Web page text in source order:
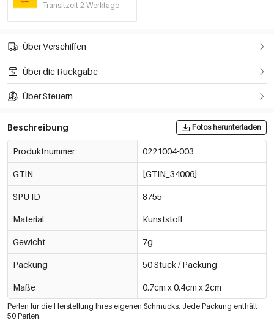
Transitzeit 2 Werktage
Über Verschiffen
Über die Rückgabe
Über Steuern
Beschreibung Fotos herunterladen
Produktnummer 0221004-003
GTIN [GTIN_34006]
SPU ID 8755
Material Kunststoff
Gewicht 7g
Packung 50 Stück / Packung
Maße 0.7cm x 0.4cm x 2cm
Perlen für die Herstellung Ihres eigenen Schmucks. Jede Packung enthält
50 Perlen.